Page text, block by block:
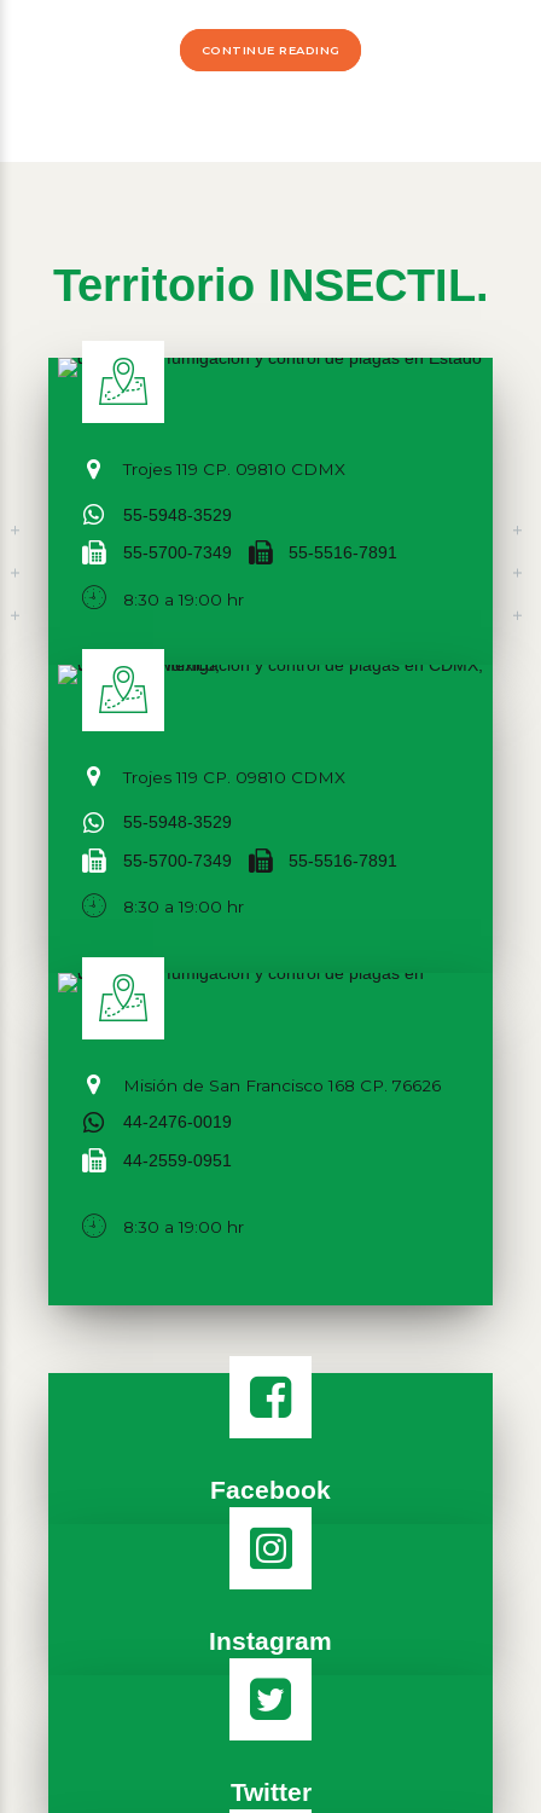
CONTINUE READING
Territorio INSECTIL.
Trojes 119 CP. 09810 CDMX
55-5948-3529
55-5700-7349 55-5516-7891
8:30 a 19:00 hr
Trojes 119 CP. 09810 CDMX
55-5948-3529
55-5700-7349 55-5516-7891
8:30 a 19:00 hr
Misión de San Francisco 168 CP. 76626
44-2476-0019
44-2559-0951
8:30 a 19:00 hr
Facebook
Instagram
Twitter